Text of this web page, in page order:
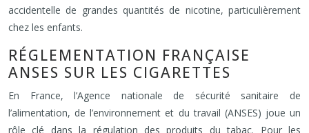
accidentelle de grandes quantités de nicotine, particulièrement
chez les enfants.
RÉGLEMENTATION FRANÇAISE
ANSES SUR LES CIGARETTES
En France, l’Agence nationale de sécurité sanitaire de
l’alimentation, de l’environnement et du travail (ANSES) joue un
rôle clé dans la régulation des produits du tabac. Pour les